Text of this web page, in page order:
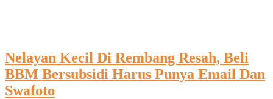
Nelayan Kecil Di Rembang Resah, Beli
BBM Bersubsidi Harus Punya Email Dan
Swafoto